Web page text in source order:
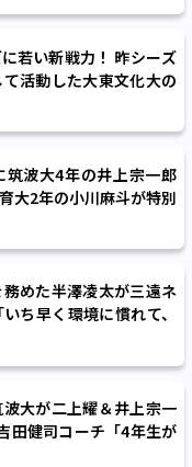
若い新戦力！ 昨シーズ
活動した大東文化大の
波大4年の井上宗一郎
大2年の小川麻斗が特別
めた半澤凌太が三遠ネ
ち早く環境に慣れて、
頑張ります」
波大が二上耀＆井上宗一
田健司コーチ「4年生が
ツです」